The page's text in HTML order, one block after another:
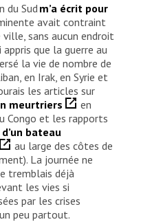
du Sud m’a écrit pour
avait contraint
sans aucun endroit
appris que la guerre au
la vie de nombre de
en Irak, en Syrie et
les articles sur
meurtriers
en
Congo et les rapports
bateau
au large des côtes de
La journée ne
tremblais déjà
les vies si
par les crises
peu partout.